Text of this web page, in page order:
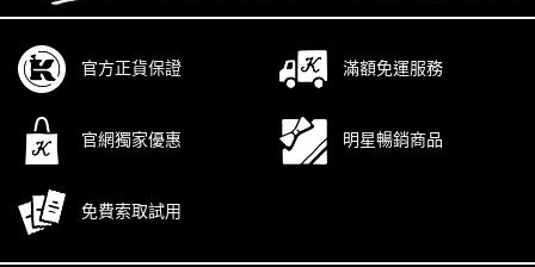
官方正貨保證 滿額免運服務
官網獨家優惠 明星暢銷商品
免費索取試用